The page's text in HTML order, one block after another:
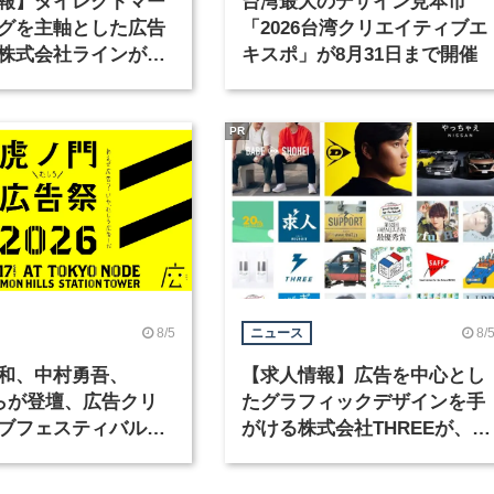
を主軸とした広告
式会社ラインが、
「2026台湾クリエイティブエ
キスポ」が8月31日まで開催
8/5
、中村勇吾、
が登壇、広告クリ
フェスティバル
ニュース 8/5
【求人情報】広告を中心とし
たグラフィックデザインを手
がける株式会社THREEが、グ
PR